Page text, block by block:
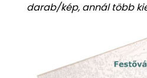
darab/kép, annál több